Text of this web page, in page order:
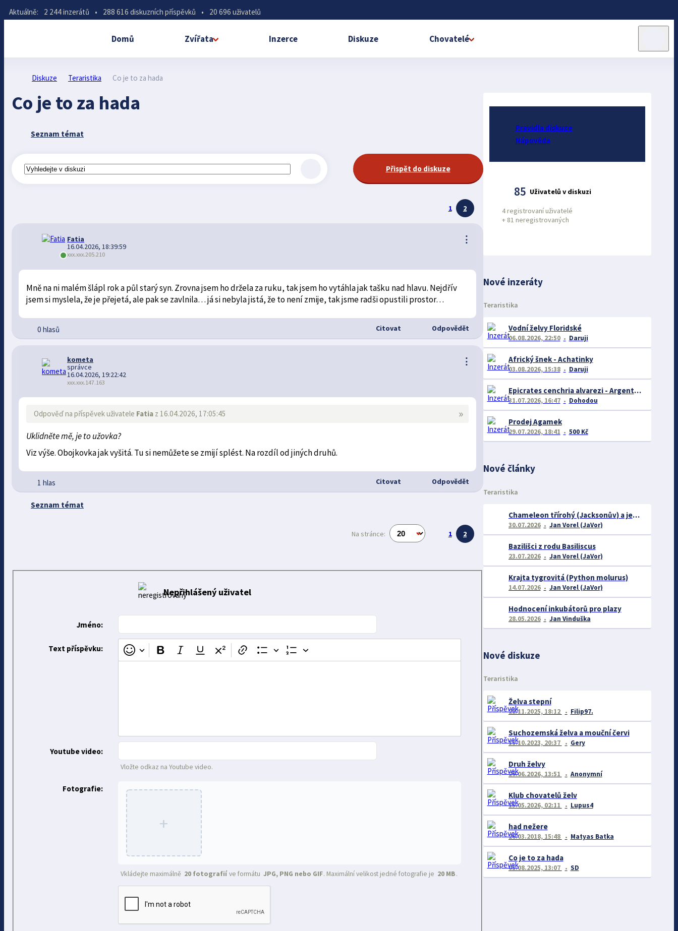
Aktuálně: 2 244 inzerátů • 288 616 diskuzních příspěvků • 20 696 uživatelů
Domů Zvířata Inzerce Diskuze Chovatelé
Diskuze Teraristika Co je to za hada
Co je to za hada
Seznam témat
Přispět do diskuze
1 2
⋮
Fatia
16.04.2026, 18:39:59
xxx.xxx.205.210
Mně na ni malém šlápl rok a půl starý syn. Zrovna jsem ho držela za ruku, tak jsem ho vytáhla jak tašku nad hlavu. Nejdřív
jsem si myslela, že je přejetá, ale pak se zavlnila… já si nebyla jistá, že to není zmije, tak jsme radši opustili prostor…
0 hlasů Citovat Odpovědět
⋮
kometa
správce
16.04.2026, 19:22:42
xxx.xxx.147.163
»
Odpověď na příspěvek uživatele Fatia z 16.04.2026, 17:05:45
Uklidněte mě, je to užovka?
Viz výše. Obojkovka jak vyšitá. Tu si nemůžete se zmijí splést. Na rozdíl od jiných druhů.
1 hlas Citovat Odpovědět
Seznam témat
Na stránce: 1 2
Nepřihlášený uživatel
Jméno:
Text příspěvku:
Youtube video:
Vložte odkaz na Youtube video.
Fotografie:
+
Vkládejte maximálně 20 fotografií ve formátu JPG, PNG nebo GIF. Maximální velikost jedné fotografie je 20 MB.
Pravidla diskuze
Nápověda
85 Uživatelů v diskuzi
4 registrovaní uživatelé
+ 81 neregistrovaných
Nové inzeráty
Teraristika
Vodní želvy Floridské
06.08.2026, 22:50 Daruji
Africký šnek - Achatinky
03.08.2026, 15:38 Daruji
Epicrates cenchria alvarezi - Argentine Rainbow Boa
31.07.2026, 16:47 Dohodou
Prodej Agamek
29.07.2026, 18:41 500 Kč
Nové články
Teraristika
Chameleon třírohý (Jacksonův) a jeho chov
30.07.2026 Jan Vorel (JaVor)
Bazilišci z rodu Basiliscus
23.07.2026 Jan Vorel (JaVor)
Krajta tygrovitá (Python molurus)
14.07.2026 Jan Vorel (JaVor)
Hodnocení inkubátorů pro plazy
28.05.2026 Jan Vinduška
Nové diskuze
Teraristika
Želva stepní
22.11.2025, 18:12 Filip97.
Suchozemská želva a mouční červi
11.10.2023, 20:37 Gery
Druh želvy
29.06.2026, 13:51 Anonymní
Klub chovatelů želv
15.05.2026, 02:11 Lupus4
had nežere
26.03.2018, 15:48 Matyas Batka
Co je to za hada
01.08.2025, 13:07 SD